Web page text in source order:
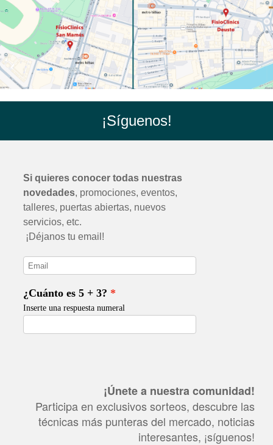
¡Síguenos!
¡Únete a nuestra comunidad!
Participa en exclusivos sorteos, descubre las
técnicas más punteras del mercado, noticias
interesantes, ¡síguenos!